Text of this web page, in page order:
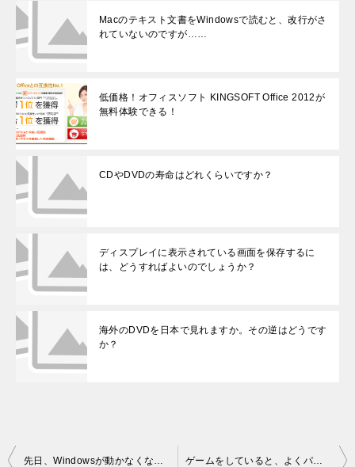
Macのテキスト文書をWindowsで読むと、改行がさ
れていないのですが……
低価格！オフィスソフト KINGSOFT Office 2012が
無料体験できる！
CDやDVDの寿命はどれくらいですか？
ディスプレイに表示されている画面を保存するに
は、どうすればよいのでしょうか？
海外のDVDを日本で見れますか。その逆はどうです
か？
投稿ナビゲーション